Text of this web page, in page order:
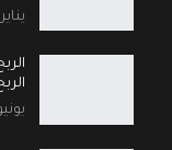
يناير 10, 2023
يونيو 27,